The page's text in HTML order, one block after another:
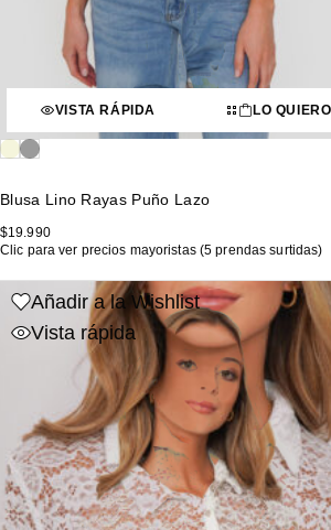
VISTA RÁPIDA LO QUIERO
Blusa Lino Rayas Puño Lazo
$19.990
Clic para ver precios mayoristas (5 prendas surtidas)
Añadir a la Wishlist
Vista rápida